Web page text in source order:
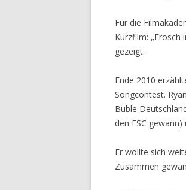
Für die
Kurzfilm: „Frosch
gezeigt.
Ende 2010
Songcontest.
Buble
den ESC
Er wollte sich
Zusammen